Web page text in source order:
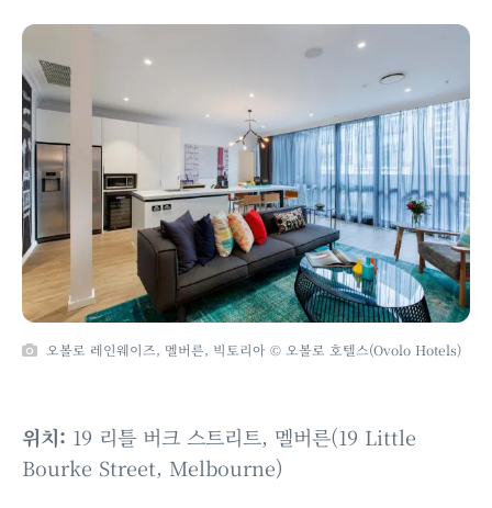
오볼로 레인웨이즈, 멜버른, 빅토리아 © 오볼로 호텔스(Ovolo Hotels)
위치: 19 리틀 버크 스트리트, 멜버른(19 Little
Bourke Street, Melbourne)